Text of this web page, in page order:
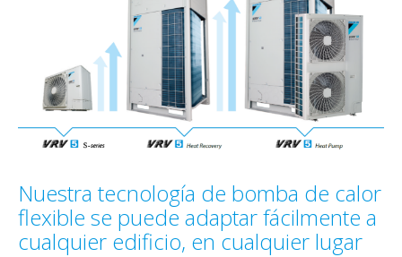
Nuestra tecnología de bomba de calor
flexible se puede adaptar fácilmente a
cualquier edificio, en cualquier lugar